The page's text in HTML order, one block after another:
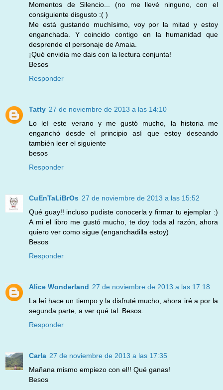
Momentos de Silencio... (no me llevé ninguno, con el
consiguiente disgusto :( )
Me está gustando muchísimo, voy por la mitad y estoy
enganchada. Y coincido contigo en la humanidad que
desprende el personaje de Amaia.
¡Qué envidia me dais con la lectura conjunta!
Besos
Responder
Tatty 27 de noviembre de 2013 a las 14:10
Lo leí este verano y me gustó mucho, la historia me
enganchó desde el principio así que estoy deseando
también leer el siguiente
besos
Responder
CuEnTaLiBrOs 27 de noviembre de 2013 a las 15:52
Qué guay!! incluso pudiste conocerla y firmar tu ejemplar :)
A mi el libro me gustó mucho, te doy toda al razón, ahora
quiero ver como sigue (enganchadilla estoy)
Besos
Responder
Alice Wonderland 27 de noviembre de 2013 a las 17:18
La leí hace un tiempo y la disfruté mucho, ahora iré a por la
segunda parte, a ver qué tal. Besos.
Responder
Carla 27 de noviembre de 2013 a las 17:35
Mañana mismo empiezo con el!! Qué ganas!
Besos